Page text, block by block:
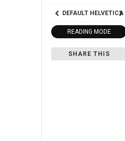
DEFAULT HELVETICA
READING MODE
SHARE THIS